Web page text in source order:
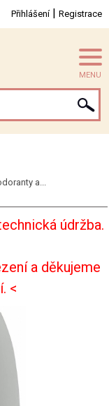
Přihlášení| Registrace
MENU
a...
údržba.
a děkujeme
<